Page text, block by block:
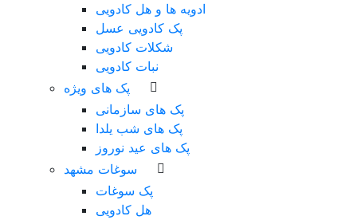
ادویه ها و هل کادویی
پک کادویی عسل
شکلات کادویی
نبات کادویی
پک های ویژه
پک های سازمانی
پک های شب یلدا
پک های عید نوروز
سوغات مشهد
پک سوغات
هل کادویی